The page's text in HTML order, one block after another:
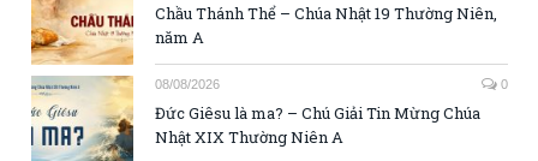
Chầu Thánh Thể – Chúa Nhật 19 Thường Niên,
năm A
08/08/2026 0
Đức Giêsu là ma? – Chú Giải Tin Mừng Chúa
Nhật XIX Thường Niên A